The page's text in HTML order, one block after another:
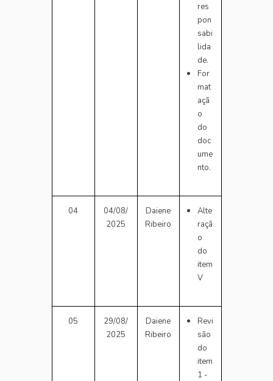
res
pon
sabi
lida
de.
For
mat
açã
o
do
doc
ume
nto.
04
04/08/
2025
Daiene
Ribeiro
Alte
raçã
o
do
item
V
05
29/08/
2025
Daiene
Ribeiro
Revi
são
do
item
1 -